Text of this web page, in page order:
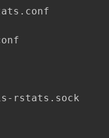
rstats.sock